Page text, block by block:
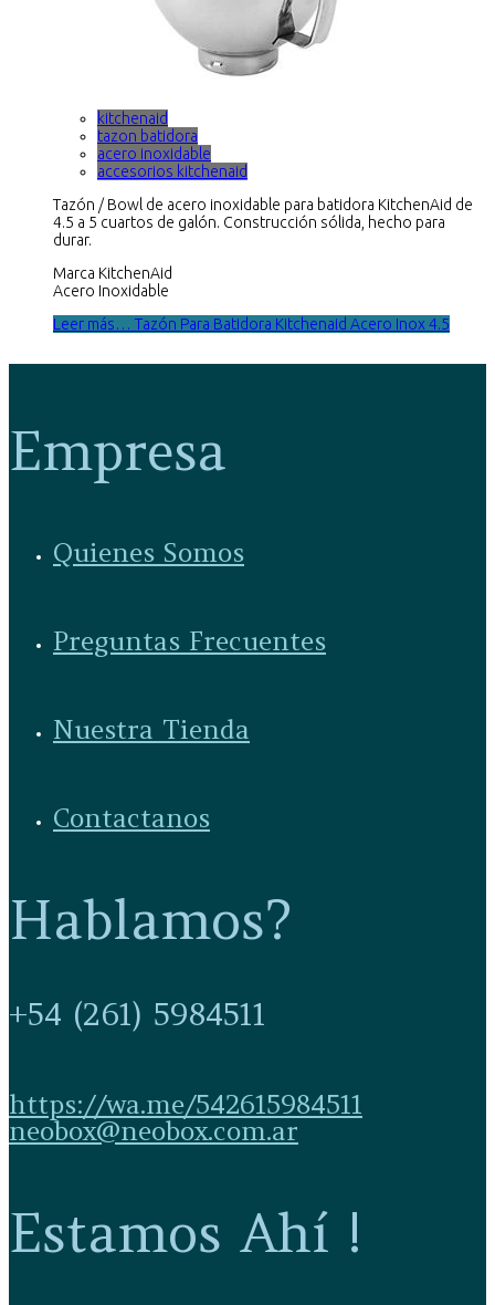
kitchenaid
tazon batidora
acero inoxidable
accesorios kitchenaid
Tazón / Bowl de acero inoxidable para batidora KitchenAid de
4.5 a 5 cuartos de galón. Construcción sólida, hecho para
durar.
Marca KitchenAid
Acero Inoxidable
Leer más… Tazón Para Batidora Kitchenaid Acero Inox 4.5
Empresa
Quienes Somos
Preguntas Frecuentes
Nuestra Tienda
Contactanos
Hablamos?
+54 (261) 5984511
https://wa.me/542615984511
neobox@neobox.com.ar
Estamos Ahí !